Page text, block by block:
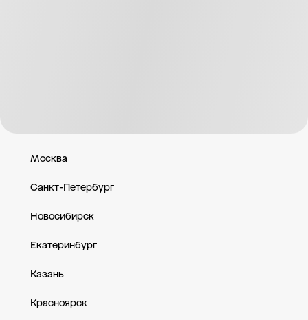
Москва
Санкт-Петербург
Новосибирск
Екатеринбург
Казань
Красноярск